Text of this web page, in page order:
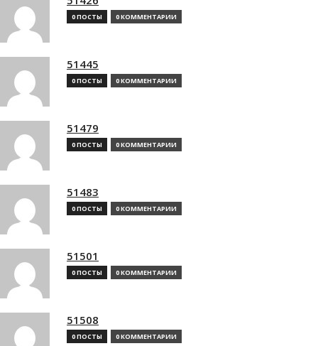
0 ПОСТЫ 0 КОММЕНТАРИИ
51445
0 ПОСТЫ 0 КОММЕНТАРИИ
51479
0 ПОСТЫ 0 КОММЕНТАРИИ
51483
0 ПОСТЫ 0 КОММЕНТАРИИ
51501
0 ПОСТЫ 0 КОММЕНТАРИИ
51508
0 ПОСТЫ 0 КОММЕНТАРИИ